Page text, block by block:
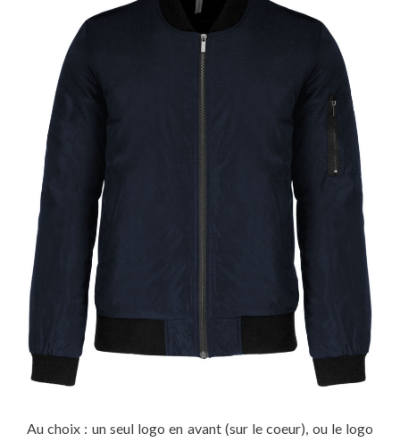
Au choix : un seul logo en avant (sur le coeur), ou le logo